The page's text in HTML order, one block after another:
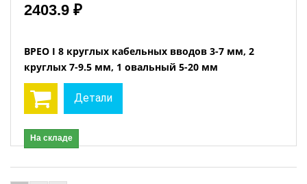
2403.9 ₽
BPEO I 8 круглых кабельных вводов 3-7 мм, 2
круглых 7-9.5 мм, 1 овальный 5-20 мм
Детали
На складе